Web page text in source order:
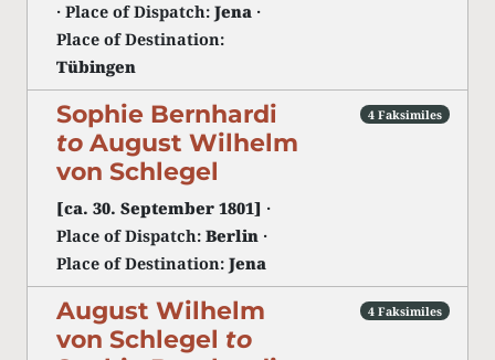
· Place of Dispatch: Jena ·
Place of Destination:
Tübingen
Sophie Bernhardi
to August Wilhelm
von Schlegel
[ca. 30. September 1801] ·
Place of Dispatch: Berlin ·
Place of Destination: Jena
4 Faksimiles
August Wilhelm
von Schlegel to
4 Faksimiles